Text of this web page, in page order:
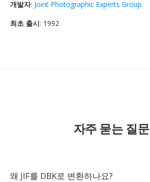
개발자: Joint Photographic Experts Group
최초 출시: 1992
자주 묻는 질문
왜 JIF를 DBK로 변환하나요?